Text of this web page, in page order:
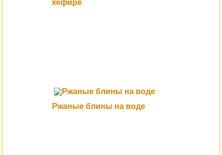
кефире
Ржаные блины на воде